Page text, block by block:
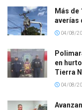
Más de
averías
04/08/
en
Tierra
04/08/